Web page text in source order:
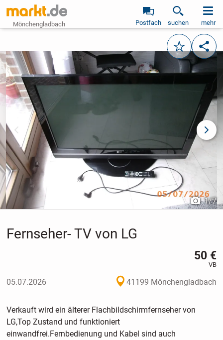
Mönchengladbach Postfach suchen mehr
Merken
vorheriges Bild
1/7
Fernseher- TV von LG
50 €
VB
05.07.2026 41199 Mönchengladbach
Verkauft wird ein älterer Flachbildschirmfernseher von
LG,Top Zustand und funktioniert
einwandfrei.Fernbedienung und Kabel sind auch